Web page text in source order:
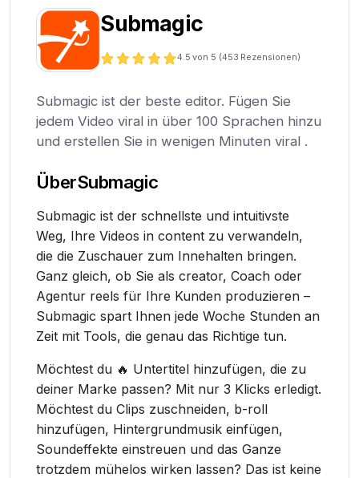
Submagic
4.5 von 5 (453 Rezensionen)
Submagic ist der beste editor. Fügen Sie
jedem Video viral in über 100 Sprachen hinzu
und erstellen Sie in wenigen Minuten viral .
ÜberSubmagic
Submagic ist der schnellste und intuitivste
Weg, Ihre Videos in content zu verwandeln,
die die Zuschauer zum Innehalten bringen.
Ganz gleich, ob Sie als creator, Coach oder
Agentur reels für Ihre Kunden produzieren –
Submagic spart Ihnen jede Woche Stunden an
Zeit mit Tools, die genau das Richtige tun.
Möchtest du 🔥 Untertitel hinzufügen, die zu
deiner Marke passen? Mit nur 3 Klicks erledigt.
Möchtest du Clips zuschneiden, b-roll
hinzufügen, Hintergrundmusik einfügen,
Soundeffekte einstreuen und das Ganze
trotzdem mühelos wirken lassen? Das ist keine